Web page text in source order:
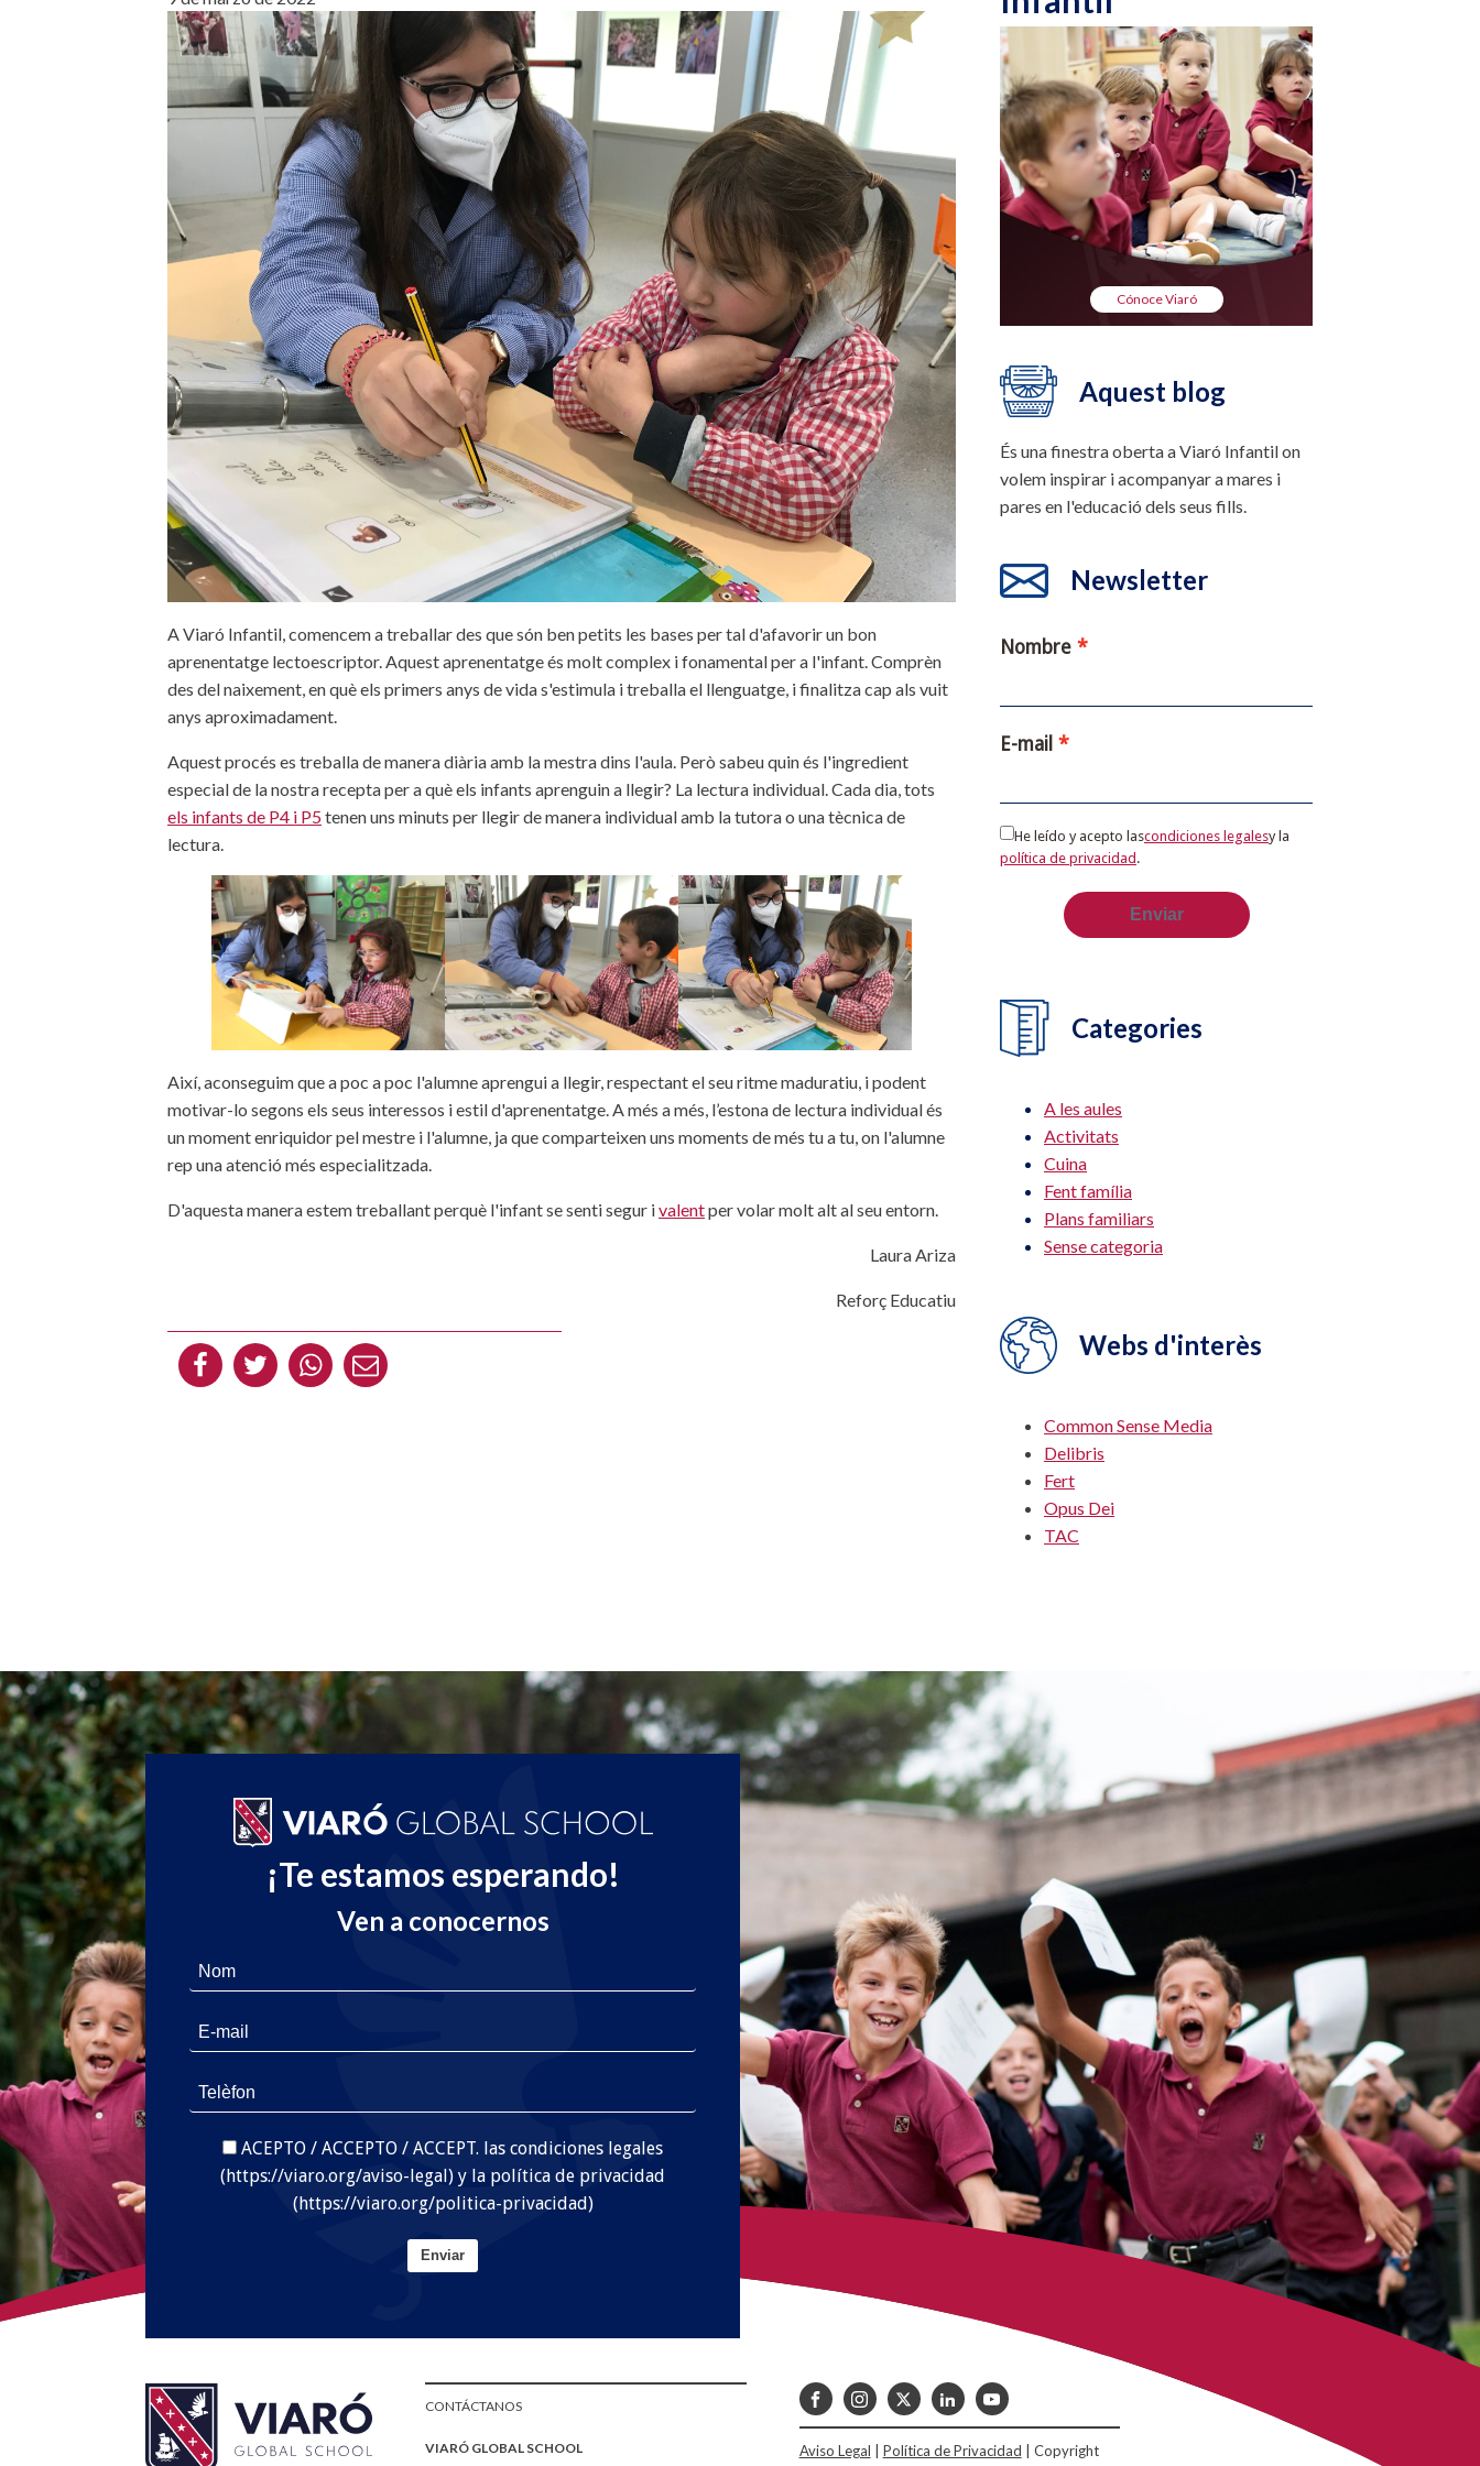
A Viaró Infantil, comencem a treballar des que són ben petits les bases per tal d'afavorir un bon
aprenentatge lectoescriptor. Aquest aprenentatge és molt complex i fonamental per a l'infant. Comprèn
des del naixement, en què els primers anys de vida s'estimula i treballa el llenguatge, i finalitza cap als vuit
anys aproximadament.
Aquest procés es treballa de manera diària amb la mestra dins l'aula. Però sabeu quin és l'ingredient
especial de la nostra recepta per a què els infants aprenguin a llegir? La lectura individual. Cada dia, tots
els infants de P4 i P5tenen uns minuts per llegir de manera individual amb la tutora o una tècnica de
lectura.
Així, aconseguim que a poc a poc l'alumne aprengui a llegir, respectant el seu ritme maduratiu, i podent
motivar-lo segons els seus interessos i estil d'aprenentatge. A més a més, l’estona de lectura individual és
un moment enriquidor pel mestre i l'alumne, ja que comparteixen uns moments de més tu a tu, on l'alumne
rep una atenció més especialitzada.
D'aquesta manera estem treballant perquè l'infant se senti segur ivalentper volar molt alt al seu entorn.
Laura Ariza
Reforç Educatiu
Cónoce Viaró
Aquest blog
És una finestra oberta a Viaró Infantil on
volem inspirar i acompanyar a mares i
pares en l'educació dels seus fills.
Newsletter
Nombre
E-mail
He leído y acepto lascondiciones legalesy la
política de privacidad .
Enviar
Categories
A les aules
Activitats
Cuina
Fent família
Plans familiars
Sense categoria
Webs d'interès
Common Sense Media
Delibris
Fert
Opus Dei
TAC
¡Te estamos esperando!
Ven a conocernos
ACEPTO / ACCEPTO / ACCEPT. las condiciones legales
(https://viaro.org/aviso-legal) y la política de privacidad
(https://viaro.org/politica-privacidad)
Enviar
CONTÁCTANOS
VIARÓ GLOBAL SCHOOL Aviso Legal Política de Privacidad | Copyright